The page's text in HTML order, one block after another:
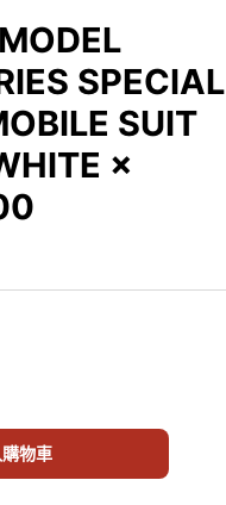
SPECIAL
SUIT
×
SERIES SPECIAL
物車